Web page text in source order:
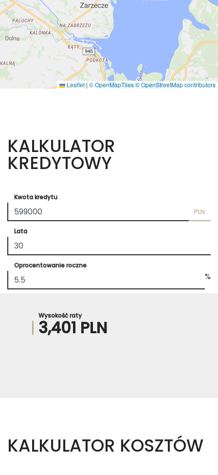
Leaflet | © OpenMapTiles© OpenStreetMap contributors
KALKULATOR
KREDYTOWY
Kwota kredytu
PLN
Lata
Oprocentowanie roczne
%
Wysokość raty
3,401 PLN
KALKULATOR KOSZTÓW